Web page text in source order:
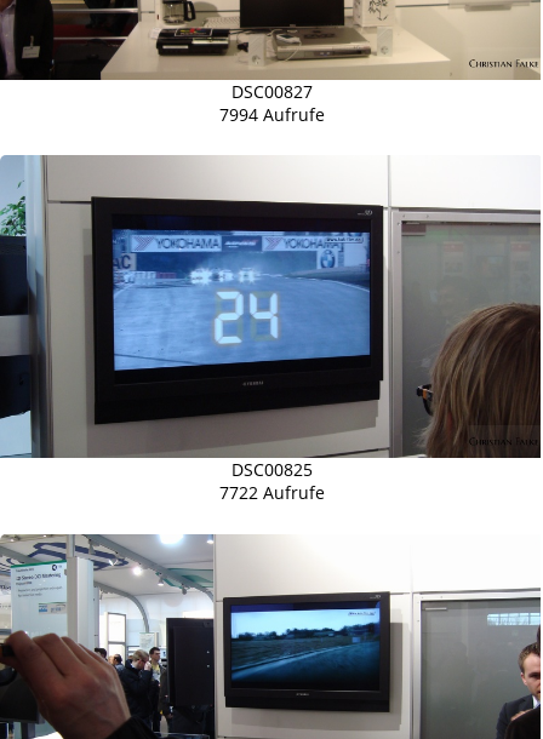
DSC00827
7994 Aufrufe
DSC00825
7722 Aufrufe